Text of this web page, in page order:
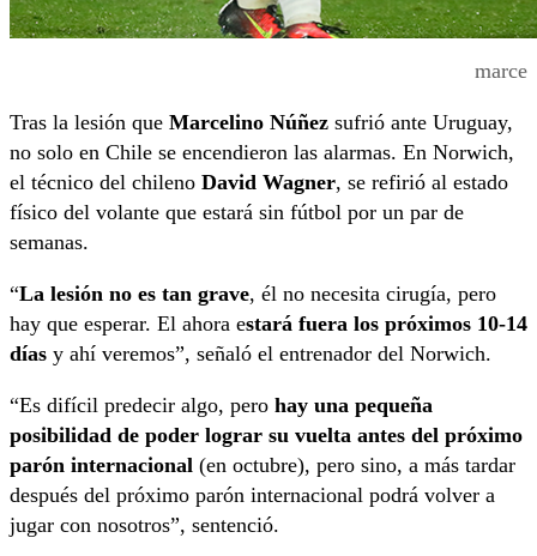
marce
Tras la lesión que Marcelino Núñez sufrió ante Uruguay,
no solo en Chile se encendieron las alarmas. En Norwich,
el técnico del chileno David Wagner, se refirió al estado
físico del volante que estará sin fútbol por un par de
semanas.
“La lesión no es tan grave, él no necesita cirugía, pero
hay que esperar. El ahora estará fuera los próximos 10-14
días y ahí veremos”, señaló el entrenador del Norwich.
“Es difícil predecir algo, pero hay una pequeña
posibilidad de poder lograr su vuelta antes del próximo
parón internacional (en octubre), pero sino, a más tardar
después del próximo parón internacional podrá volver a
jugar con nosotros”, sentenció.